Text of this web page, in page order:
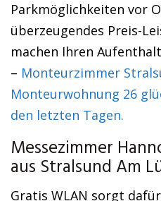
Parkmöglichkeiten vor
überzeugendes Preis-
machen Ihren
– Monteurzimmer
Monteurwohnung 26
den letzten Tagen.
Messezimmer
aus Stralsund Am
Gratis WLAN sorgt